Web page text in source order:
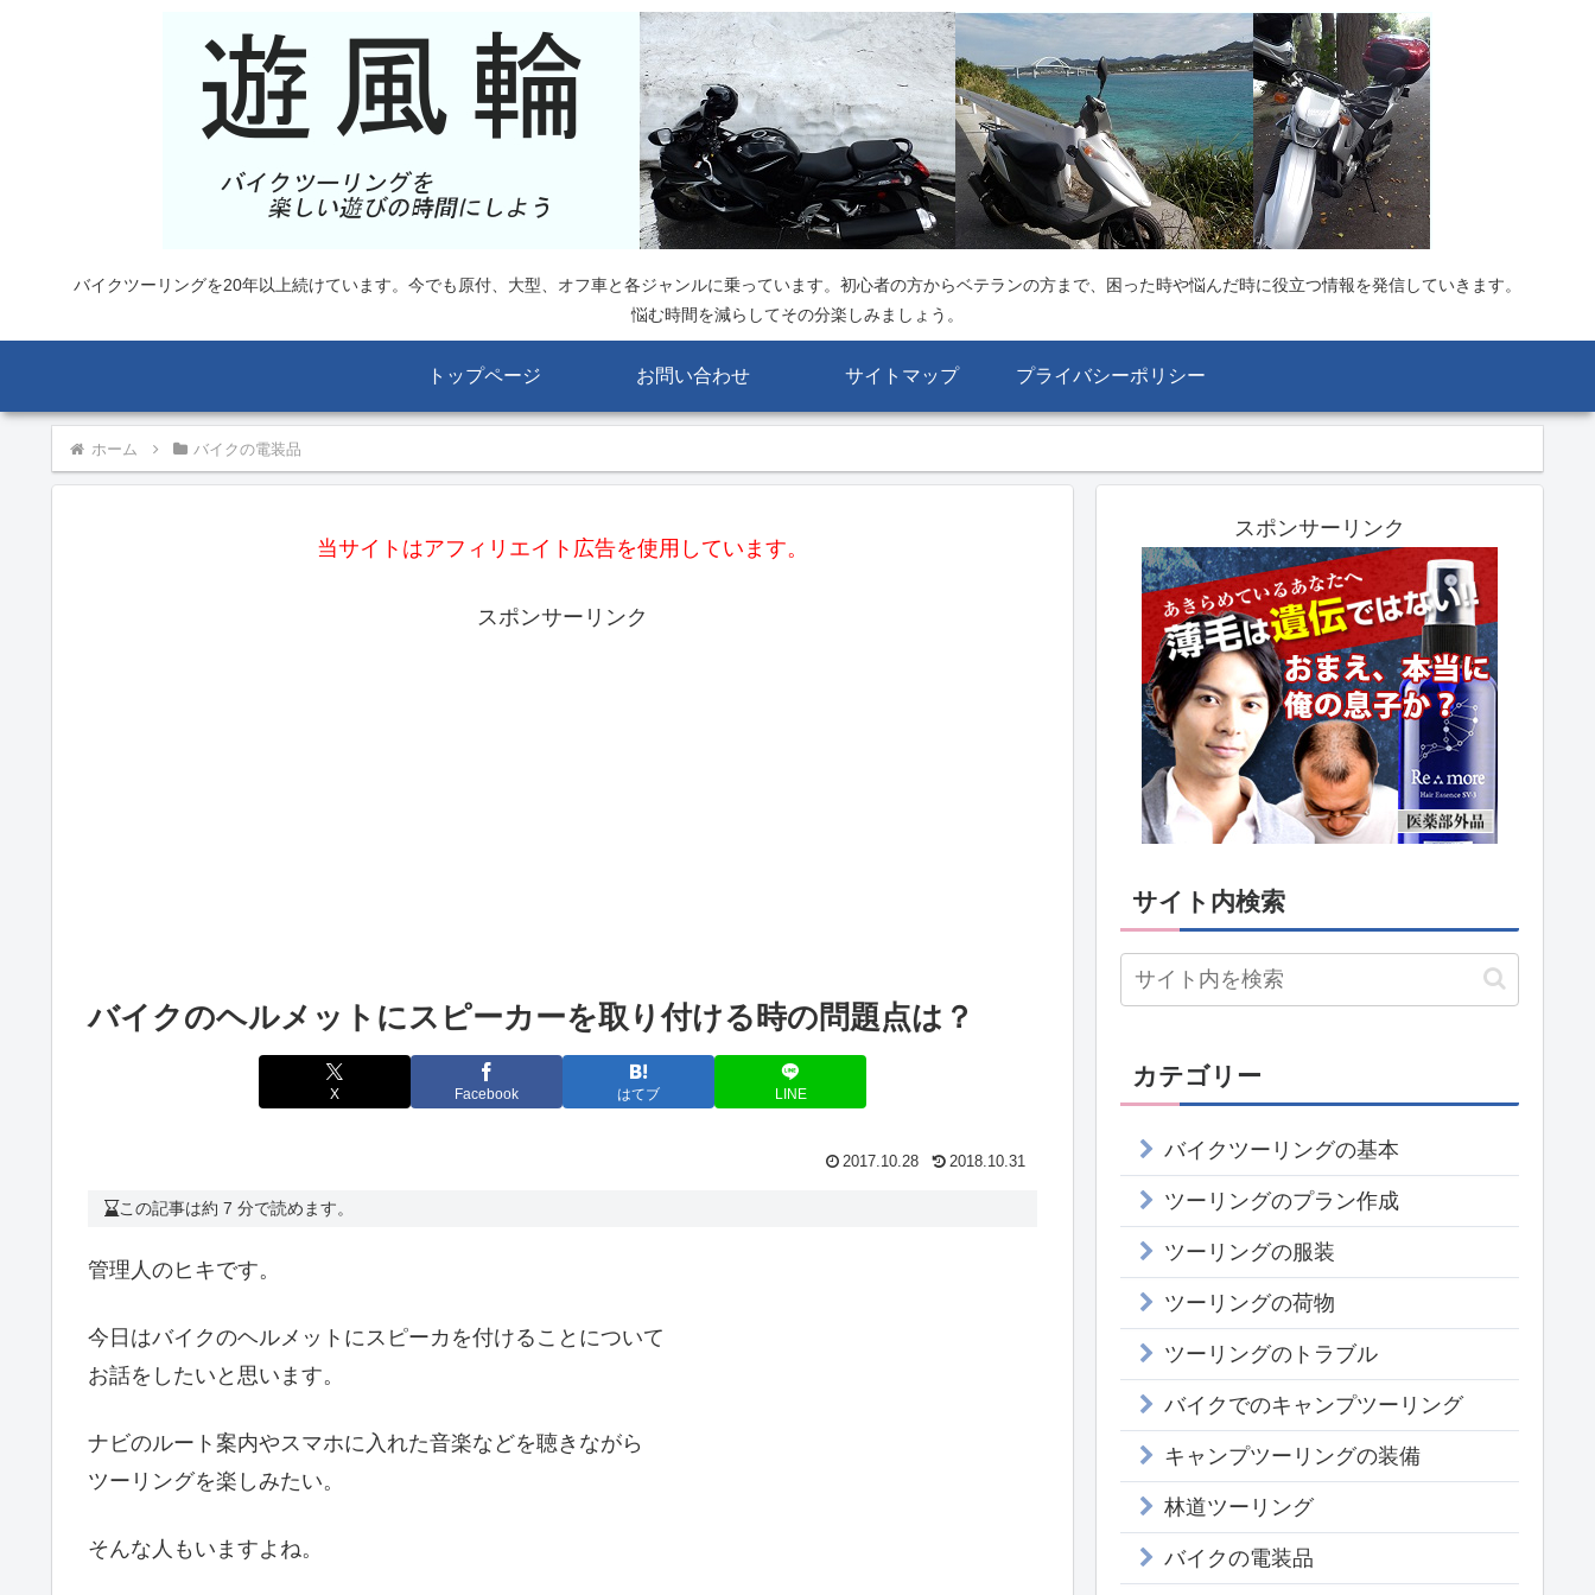
バイクツーリングを20年以上続けています。今でも原付、大型、オフ車と各ジャンルに乗っています。初心者の方からベテランの方まで、困った時や悩んだ時に役立つ情報を発信していきます。
悩む時間を減らしてその分楽しみましょう。
トップページ お問い合わせ サイトマップ プライバシーポリシー
ホーム バイクの電装品
当サイトはアフィリエイト広告を使用しています。
スポンサーリンク
バイクのヘルメットにスピーカーを取り付ける時の問題点は？
X Facebook はてブ LINE
2017.10.28 2018.10.31
この記事は約 7 分で読めます。
管理人のヒキです。
今日はバイクのヘルメットにスピーカを付けることについて
お話をしたいと思います。
ナビのルート案内やスマホに入れた音楽などを聴きながら
ツーリングを楽しみたい。
そんな人もいますよね。
スポンサーリンク
サイト内検索
カテゴリー
バイクツーリングの基本
ツーリングのプラン作成
ツーリングの服装
ツーリングの荷物
ツーリングのトラブル
バイクでのキャンプツーリング
キャンプツーリングの装備
林道ツーリング
バイクの電装品